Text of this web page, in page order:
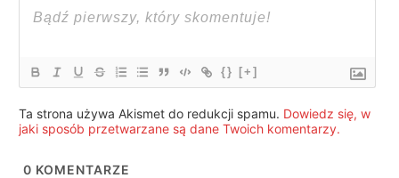
{} [+]
Ta strona używa Akismet do redukcji spamu. Dowiedz się, w
jaki sposób przetwarzane są dane Twoich komentarzy.
0 KOMENTARZE